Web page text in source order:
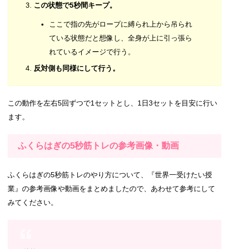
この状態で5秒間キープ。
ここで指の先がロープに縛られ上から吊られ
ている状態だと想像し、全身が上に引っ張ら
れているイメージで行う。
反対側も同様にして行う。
この動作を左右5回ずつで1セットとし、1日3セットを目安に行い
ます。
ふくらはぎの5秒筋トレの参考画像・動画
ふくらはぎの5秒筋トレのやり方について、『世界一受けたい授
業』の参考画像や動画をまとめましたので、あわせて参考にして
みてください。